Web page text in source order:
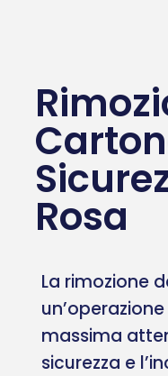
Rosa
La rimozione
massima
sicurezza e